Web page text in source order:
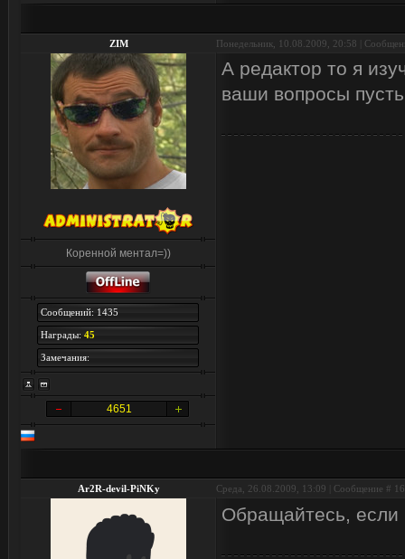
ZIM Понедельник, 10.08.2009, 20:58 |
Коренной ментал=))
Сообщений: 1435
Награды: 45
Замечания:
4651
А редактор то я
ваши вопросы
Ar2R-devil-PiNKy Среда, 26.08.2009, 13:09 | Сообщение # 16
Обращайтесь,